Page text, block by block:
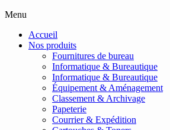
Menu
Accueil
Nos produits
Fournitures de bureau
Informatique & Bureautique
Informatique & Bureautique
Équipement & Aménagement
Classement & Archivage
Papeterie
Courrier & Expédition